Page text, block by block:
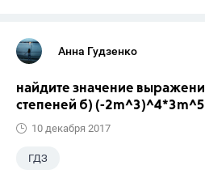
Анна Гудзенко
найдите значение
степеней б) (-
10 декабря 2017
ГДЗ